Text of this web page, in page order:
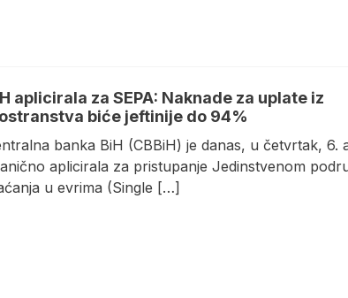
aplicirala za SEPA: Naknade za uplate iz
biće jeftinije do 94%
banka BiH (CBBiH) je danas, u četvrtak, 6.
aplicirala za pristupanje Jedinstvenom
u evrima (Single […]